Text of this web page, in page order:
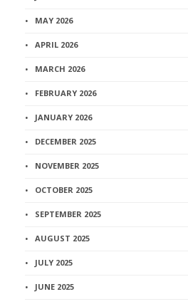
MAY 2026
APRIL 2026
MARCH 2026
FEBRUARY 2026
JANUARY 2026
DECEMBER 2025
NOVEMBER 2025
OCTOBER 2025
SEPTEMBER 2025
AUGUST 2025
JULY 2025
JUNE 2025